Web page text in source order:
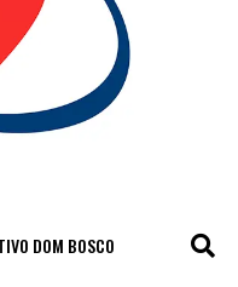
DOM BOSCO
"desvio"